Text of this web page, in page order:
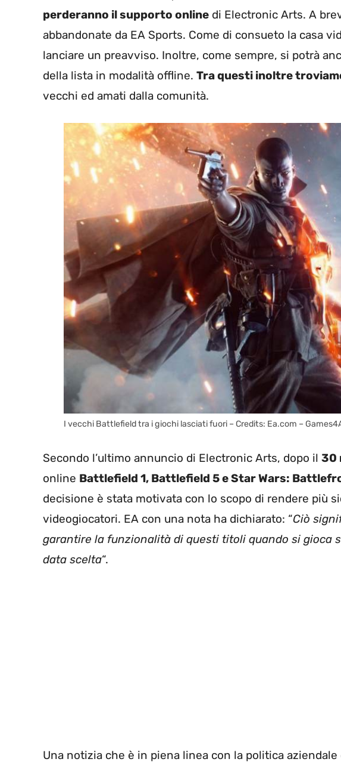
perderanno il supporto online di Electronic Arts. A
abbandonate da EA Sports. Come di consueto la casa
lanciare un preavviso. Inoltre, come sempre, si potrà
della lista in modalità offline. Tra questi inoltre
vecchi ed amati dalla comunità.
I vecchi Battlefield tra i giochi lasciati fuori – Credits: Ea.com –
Secondo l’ultimo annuncio di Electronic Arts, dopo il 30
online Battlefield 1, Battlefield 5 e Star Wars:
decisione è stata motivata con lo scopo di rendere più
videogiocatori. EA con una nota ha dichiarato: “Ciò
garantire la funzionalità di questi titoli quando si gioca
data scelta“.
Una notizia che è in piena linea con la politica